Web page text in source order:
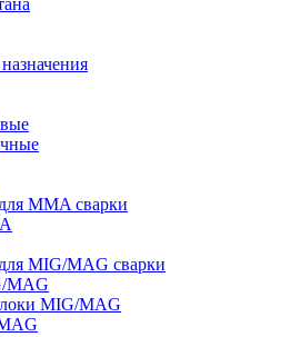
MMA сварки
MIG/MAG сварки
MAG
MIG/MAG